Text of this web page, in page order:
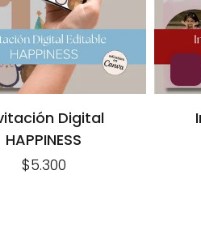
Digital
HAPPINESS
$5.300